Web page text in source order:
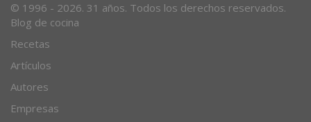
© 1996 - 2026. 31 años. Todos los derechos reservados.
Blog de cocina
Recetas
Artículos
Autores
Empresas